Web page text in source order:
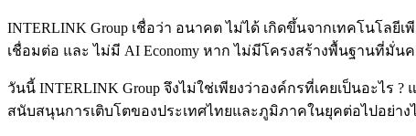
INTERLINK Group เชื่อว่า อนาคต ไม่ได้ เกิดขึ้นจากเทคโนโลยี
เชื่อมต่อ และ ไม่มี AI Economy หาก ไม่มีโครงสร้างพื้นฐานที่มั่นค
วันนี้ INTERLINK Group จึงไม่ใช่เพียงว่าองค์กรที่เคยเป็นอะไ
สนับสนุนการเติบโตของประเทศไทยและภูมิภาคในยุคต่อไปอย่าง